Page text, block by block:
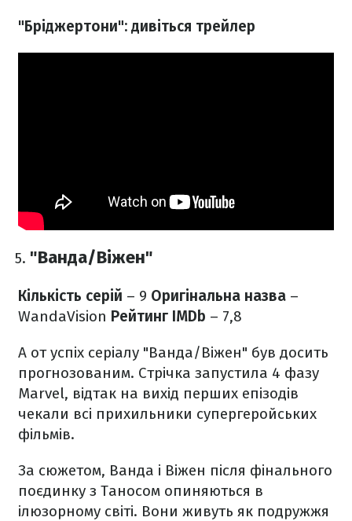
"Бріджертони": дивіться трейлер
"Ванда/Віжен"
Кількість серій – 9 Оригінальна назва –
WandaVision Рейтинг IMDb – 7,8
А от успіх серіалу "Ванда/Віжен" був досить
прогнозованим. Стрічка запустила 4 фазу
Marvel, відтак на вихід перших епізодів
чекали всі прихильники супергеройських
фільмів.
За сюжетом, Ванда і Віжен після фінального
поєдинку з Таносом опиняються в
ілюзорному світі. Вони живуть як подружжя